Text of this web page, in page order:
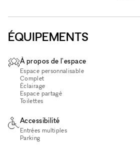
ÉQUIPEMENTS
À propos de l'espace
Espace personnalisable
Complet
Éclairage
Espace partagé
Toilettes
Accessibilité
Entrées multiples
Parking